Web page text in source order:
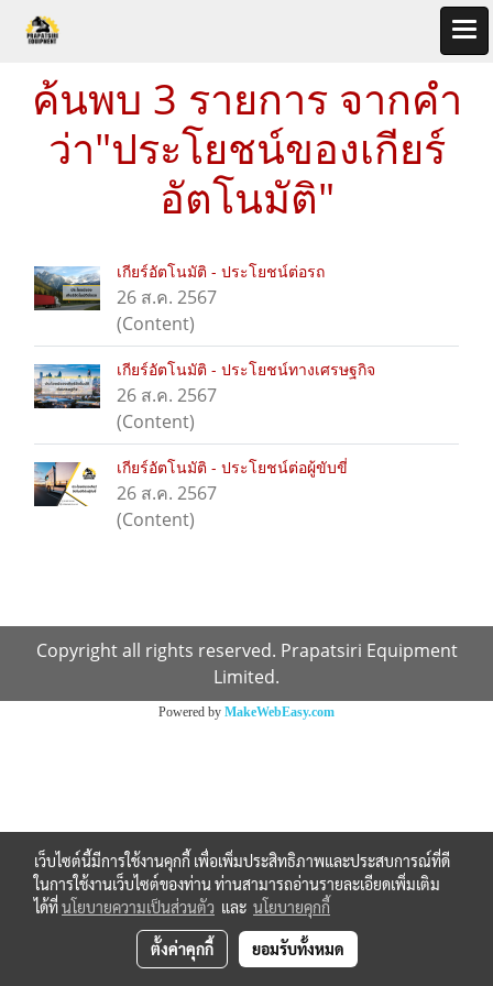
ค้นพบ 3 รายการ จากคำ
ว่า"ประโยชน์ของเกียร์
อัตโนมัติ"
เกียร์อัตโนมัติ - ประโยชน์ต่อรถ
26 ส.ค. 2567
(Content)
เกียร์อัตโนมัติ - ประโยชน์ทางเศรษฐกิจ
26 ส.ค. 2567
(Content)
เกียร์อัตโนมัติ - ประโยชน์ต่อผู้ขับขี่
26 ส.ค. 2567
(Content)
Copyright all rights reserved. Prapatsiri Equipment
Limited.
Powered by MakeWebEasy.com
เว็บไซต์นี้มีการใช้งานคุกกี้ เพื่อเพิ่มประสิทธิภาพและประสบการณ์ที่ดี
ในการใช้งานเว็บไซต์ของท่าน ท่านสามารถอ่านรายละเอียดเพิ่มเติม
ได้ที่นโยบายความเป็นส่วนตัว และ นโยบายคุกกี้
ตั้งค่าคุกกี้ ยอมรับทั้งหมด